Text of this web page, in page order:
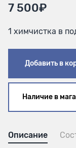
7 500₽
1 химчистка в
Добавить в
Наличие в
Описание